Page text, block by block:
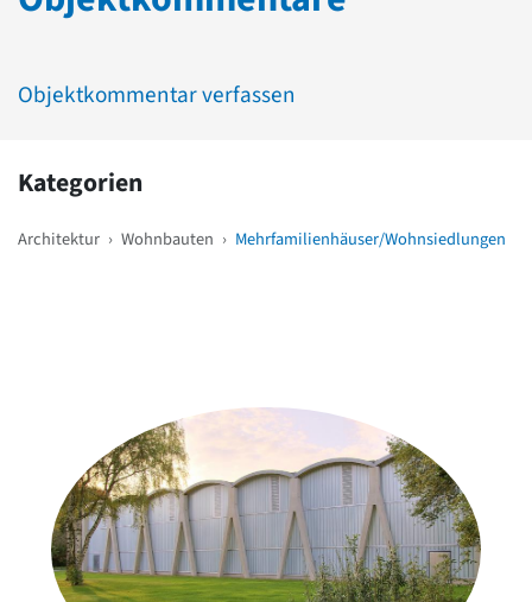
Objektkommentar verfassen
Kategorien
Architektur › Wohnbauten › Mehrfamilienhäuser/Wohnsiedlungen